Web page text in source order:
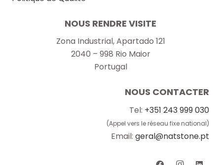
NOUS RENDRE VISITE
Zona Industrial, Apartado 121
2040 – 998 Rio Maior
Portugal
NOUS CONTACTER
Tel: +351 243 999 030
(Appel vers le réseau fixe national)
Email: geral@natstone.pt